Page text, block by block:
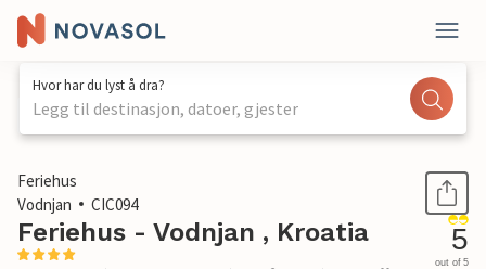
Hvor har du lyst å dra?
Legg til destinasjon, datoer, gjester
1 / 31
Feriehus
Vodnjan
CIC094
Feriehus - Vodnjan , Kroatia 5
out of 5